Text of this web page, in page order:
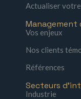
Actualiser
Management
Vos enjeux
Nos clients
Références
Secteurs
Industrie